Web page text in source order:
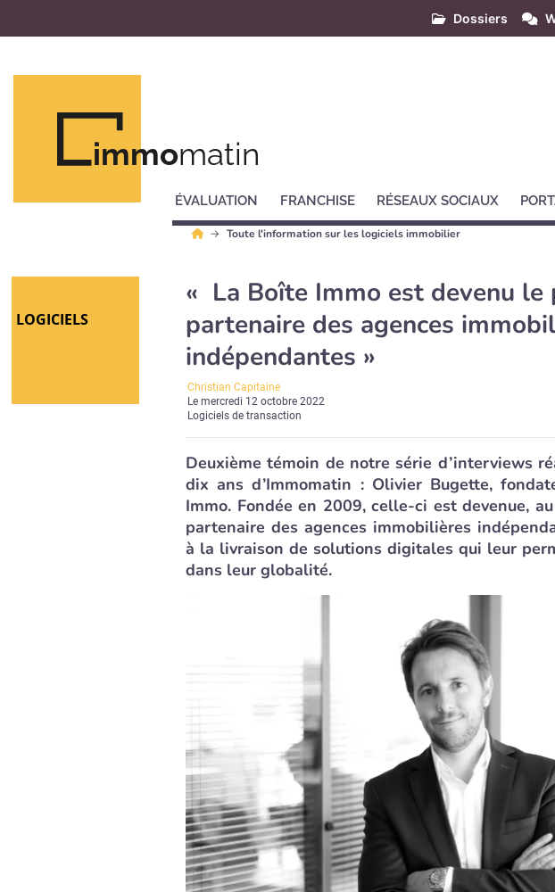
Dossiers
immomatin
ÉVALUATION FRANCHISE RÉSEAUX SOCIAUX
Toute l'information sur les logiciels immobilier
LOGICIELS
« La Boîte Immo est devenu le
partenaire des agences
indépendantes »
Christian Capitaine
Lemercredi 12 octobre 2022
Logiciels de transaction
Deuxième témoin de notre série d’interviews
dix ans d’Immomatin : Olivier Bugette,
Immo. Fondée en 2009, celle-ci est devenue,
partenaire des agences immobilières
à la livraison de solutions digitales qui leur
dans leur globalité.